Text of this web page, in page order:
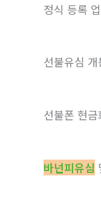
정식 등록
선불유심
선불폰 현
바넌피유심